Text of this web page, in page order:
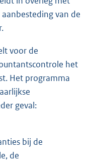
van de
voor de
het
Het programma
geval:
bij de
de